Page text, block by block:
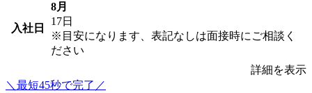
入社日
8月
17日
※目安になります、表記なしは面接時にご相談く
ださい
詳細を表示
＼最短45秒で完了／